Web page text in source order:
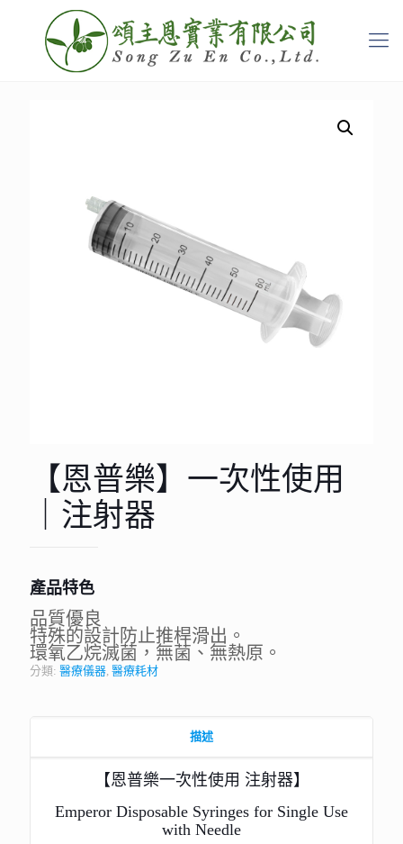
【恩普樂】一次性使用
｜注射器
產品特色
品質優良
特殊的設計防止推桿滑出。
環氧乙烷滅菌，無菌、無熱原。
分類: 醫療儀器, 醫療耗材
描述
【恩普樂一次性使用 注射器】
Emperor Disposable Syringes for Single Use
with Needle